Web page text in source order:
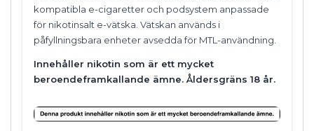
kompatibla e-cigaretter och podsystem anpassade
för nikotinsalt e-vätska. Vätskan används i
påfyllningsbara enheter avsedda för MTL-användning.
Innehåller nikotin som är ett mycket
beroendeframkallande ämne. Åldersgräns 18 år.